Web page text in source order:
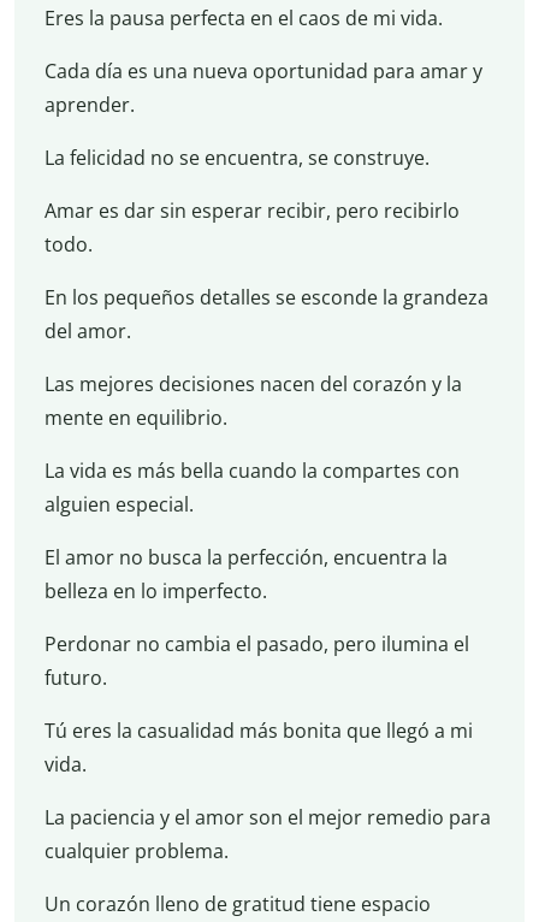
Eres la pausa perfecta en el caos de mi vida.
Cada día es una nueva oportunidad para amar y
aprender.
La felicidad no se encuentra, se construye.
Amar es dar sin esperar recibir, pero recibirlo
todo.
En los pequeños detalles se esconde la grandeza
del amor.
Las mejores decisiones nacen del corazón y la
mente en equilibrio.
La vida es más bella cuando la compartes con
alguien especial.
El amor no busca la perfección, encuentra la
belleza en lo imperfecto.
Perdonar no cambia el pasado, pero ilumina el
futuro.
Tú eres la casualidad más bonita que llegó a mi
vida.
La paciencia y el amor son el mejor remedio para
cualquier problema.
Un corazón lleno de gratitud tiene espacio